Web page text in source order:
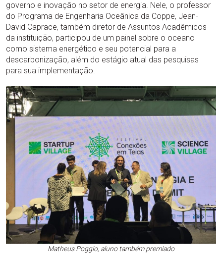
governo e inovação no setor de energia. Nele, o professor
do Programa de Engenharia Oceânica da Coppe, Jean-
David Caprace, também diretor de Assuntos Acadêmicos
da instituição, participou de um painel sobre o oceano
como sistema energético e seu potencial para a
descarbonização, além do estágio atual das pesquisas
para sua implementação.
Matheus Poggio, aluno também premiado